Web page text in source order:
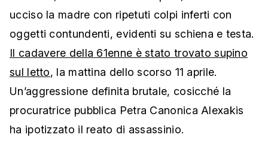
ucciso la madre con ripetuti colpi inferti con
oggetti contundenti, evidenti su schiena e testa.
Il cadavere della 61enne è stato trovato supino
sul letto, la mattina dello scorso 11 aprile.
Un’aggressione definita brutale, cosicché la
procuratrice pubblica Petra Canonica Alexakis
ha ipotizzato il reato di assassinio.